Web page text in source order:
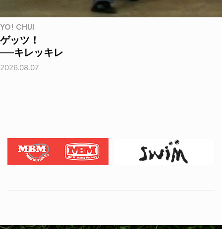
YO! CHUI
ゲッツ！
──キレッキレ
2026.08.07